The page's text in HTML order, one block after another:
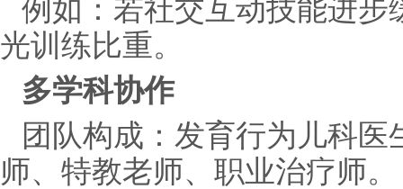
例如：若社交互动技能进
光训练比重。
多学科协作
团队构成：发育行为儿科
师、特教老师、职业治疗师。